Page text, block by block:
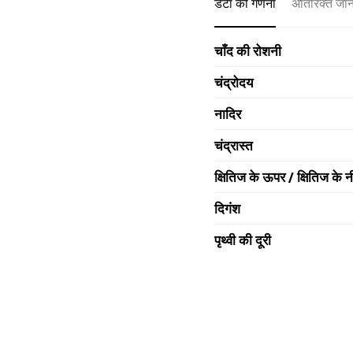
चाँद की रोशनी
चंद्रोदय
नादिर
चंद्रास्त
क्षितिज के ऊपर / क्षितिज के
दिगंश
पृथ्वी की दूरी